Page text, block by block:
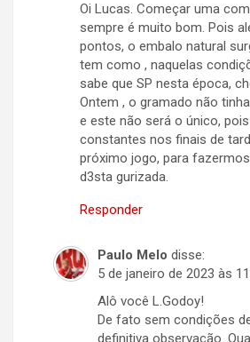
Oi Lucas. Começar uma
sempre é muito bom. Pois
pontos, o embalo natural
tem como , naquelas
sabe que SP nesta época,
Ontem , o gramado não
e este não será o único,
constantes nos finais de
próximo jogo, para
d3sta gurizada.
Responder
Paulo Melo disse:
5 de janeiro de 2023 às
Alô você L.Godoy!
De fato sem condições
definitiva observação.